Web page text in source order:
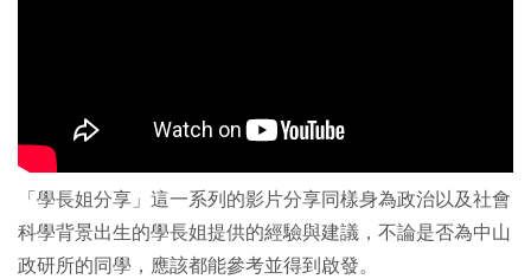
「學長姐分享」這一系列的影片分享同樣身為政治以及社會
科學背景出生的學長姐提供的經驗與建議，不論是否為中山
政研所的同學，應該都能參考並得到啟發。